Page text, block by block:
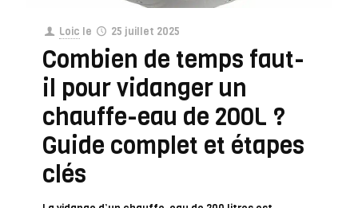
Loic le 25 juillet 2025
Combien de temps faut-
il pour vidanger un
chauffe-eau de 200L ?
Guide complet et étapes
clés